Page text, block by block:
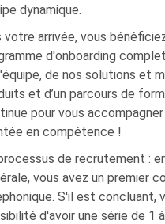
dynamique.
votre arrivée, vous
d'onboarding
de nos solutions et
et d’un parcours de
pour vous
en compétence !
de recrutement :
vous avez un premier
S'il est concluant,
d'avoir une série de 1